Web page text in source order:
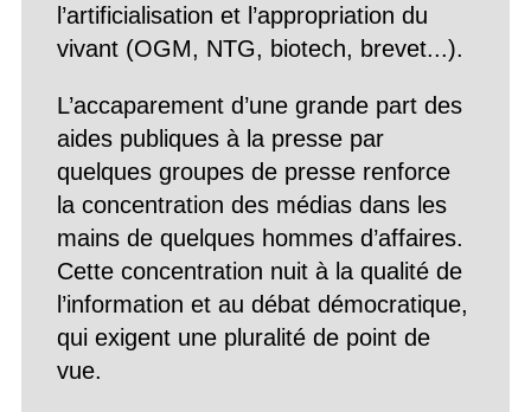
l’artificialisation et l’appropriation du
vivant (OGM, NTG, biotech, brevet...).
L’accaparement d’une grande part des
aides publiques à la presse par
quelques groupes de presse renforce
la concentration des médias dans les
mains de quelques hommes d’affaires.
Cette concentration nuit à la qualité de
l’information et au débat démocratique,
qui exigent une pluralité de point de
vue.